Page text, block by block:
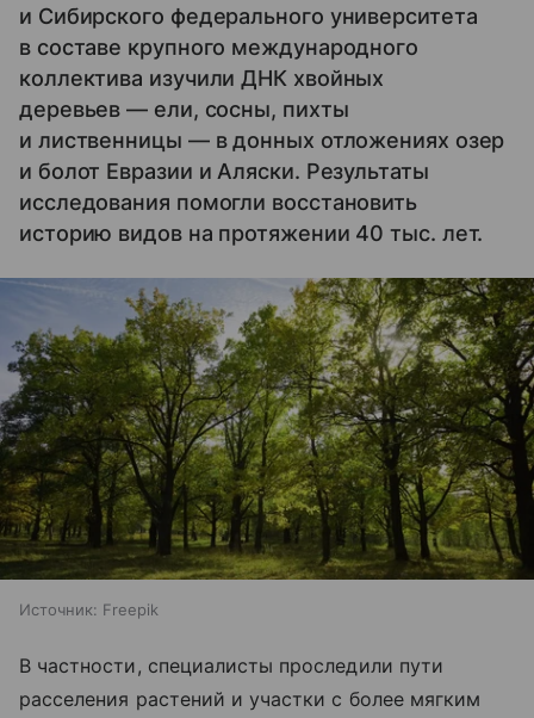
и Сибирского федерального университета
в составе крупного международного
коллектива изучили ДНК хвойных
деревьев — ели, сосны, пихты
и лиственницы — в донных отложениях озер
и болот Евразии и Аляски. Результаты
исследования помогли восстановить
историю видов на протяжении 40 тыс. лет.
Источник: Freepik
В частности, специалисты проследили пути
расселения растений и участки с более мягким